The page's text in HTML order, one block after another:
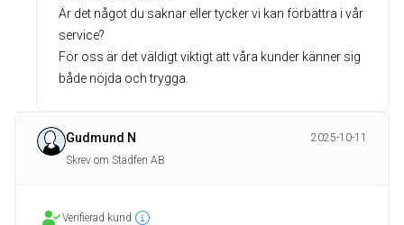
Är det något du saknar eller tycker vi kan förbättra i vår
service?
För oss är det väldigt viktigt att våra kunder känner sig
Gudmund N
2025-10-11
Skrev om Städfen AB
Verifierad kund